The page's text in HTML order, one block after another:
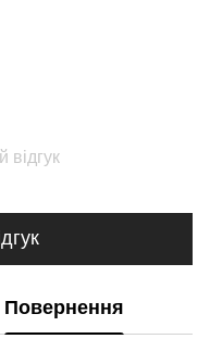
відгук
Повернення